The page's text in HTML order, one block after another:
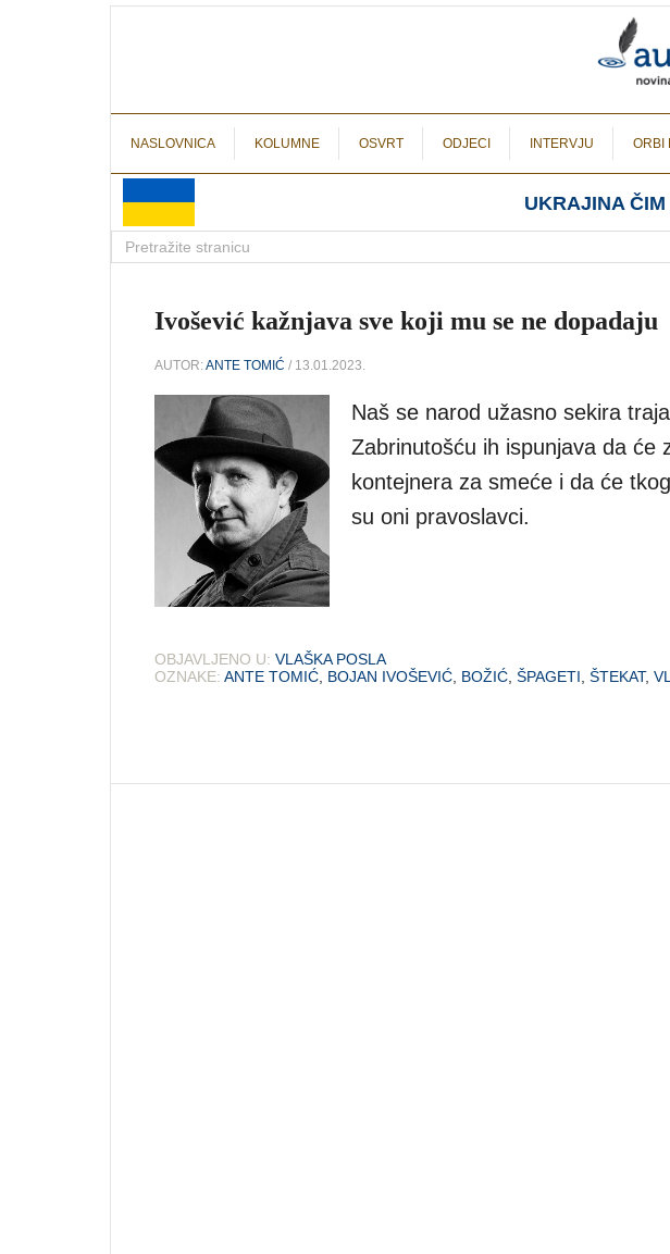
NASLOVNICA KOLUMNE OSVRT ODJECI INTERVJU ORBI
UKRAJINA
Ivošević kažnjava sve koji mu se ne dopadaju
AUTOR:ANTE TOMIĆ / 13.01.2023.
Naš se narod užasno sekira
Zabrinutošću ih ispunjava da će
kontejnera za smeće i da će
su oni pravoslavci.
OBJAVLJENO U: VLAŠKA POSLA
OZNAKE: ANTE TOMIĆ, BOJAN IVOŠEVIĆ, BOŽIĆ, ŠPAGETI, ŠTEKAT,